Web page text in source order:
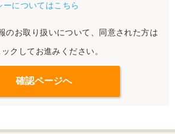
についてはこちら
のお取り扱いについて、同意された方は
クしてお進みください。